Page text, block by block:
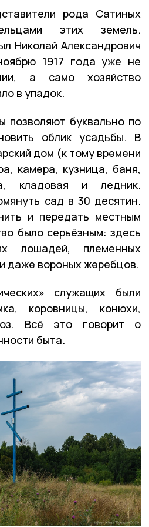
рода Сатиных
этих земель.
Николай Александрович
1917 года уже не
а само хозяйство
в упадок.
позволяют буквально по
облик усадьбы. В
дом (к тому времени
камера, кузница, баня,
кладовая и ледник.
сад в 30 десятин.
и передать местным
было серьёзным: здесь
лошадей, племенных
даже вороных жеребцов.
служащих были
коровницы, конюхи,
Всё это говорит о
быта.